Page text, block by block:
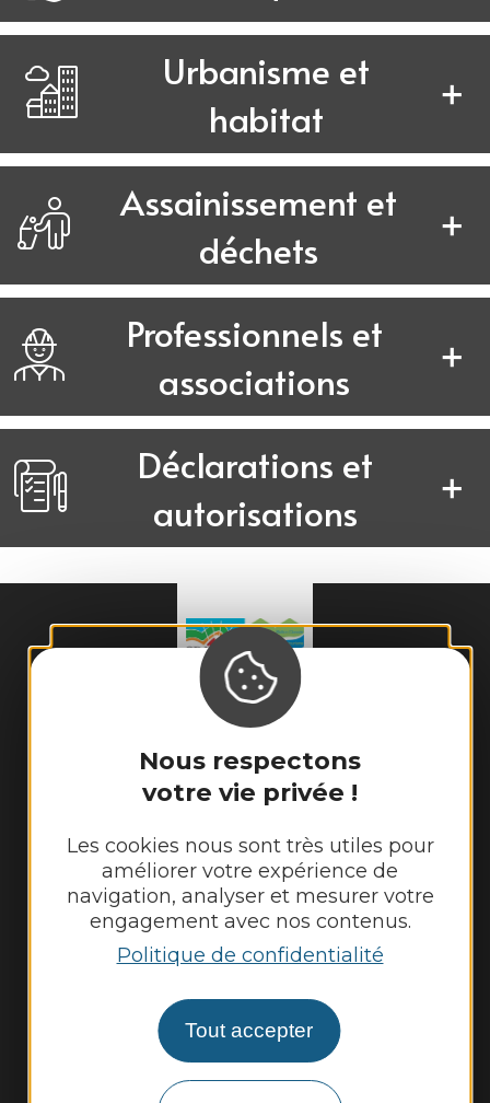
Nous respectons
votre vie privée !
Les cookies nous sont très utiles pour
améliorer votre expérience de
navigation, analyser et mesurer votre
engagement avec nos contenus.
Politique de confidentialité
Tout accepter
Urbanisme et
habitat
Assainissement et
déchets
Professionnels et
associations
Déclarations et
autorisations
Mairie deCransac-les-Thermes
28 place de l'Hôtel de Ville
Tél. :05 65 63 03 55
Horaires d'ouverture au public :
Du lundi au jeudi : 8h00 - 12h00 et 13h30 -
17h30
Nous contacter Météo